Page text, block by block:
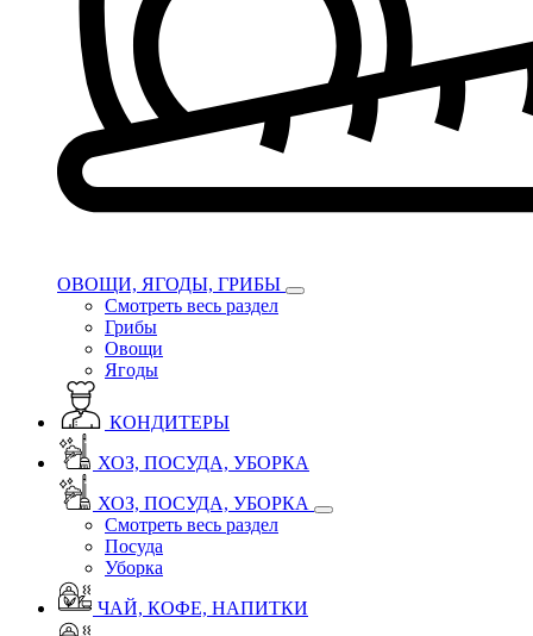
ОВОЩИ, ЯГОДЫ, ГРИБЫ
Смотреть весь раздел
Грибы
Овощи
Ягоды
КОНДИТЕРЫ
ХОЗ, ПОСУДА, УБОРКА
ХОЗ, ПОСУДА, УБОРКА
Смотреть весь раздел
Посуда
Уборка
ЧАЙ, КОФЕ, НАПИТКИ